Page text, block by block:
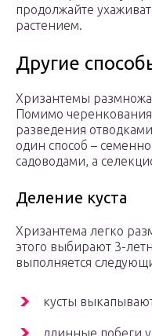
продолжайте
растением.
Другие
Хризантемы
Помимо
разведения
один способ –
садоводами, а
Деление куста
Хризантема легко
этого выбирают 3-
выполняется
кусты
длинные побеги